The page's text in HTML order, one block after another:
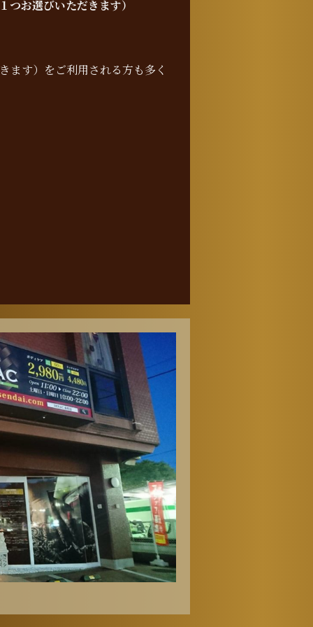
つお選びいただきます）
ます）をご利用される方も多く